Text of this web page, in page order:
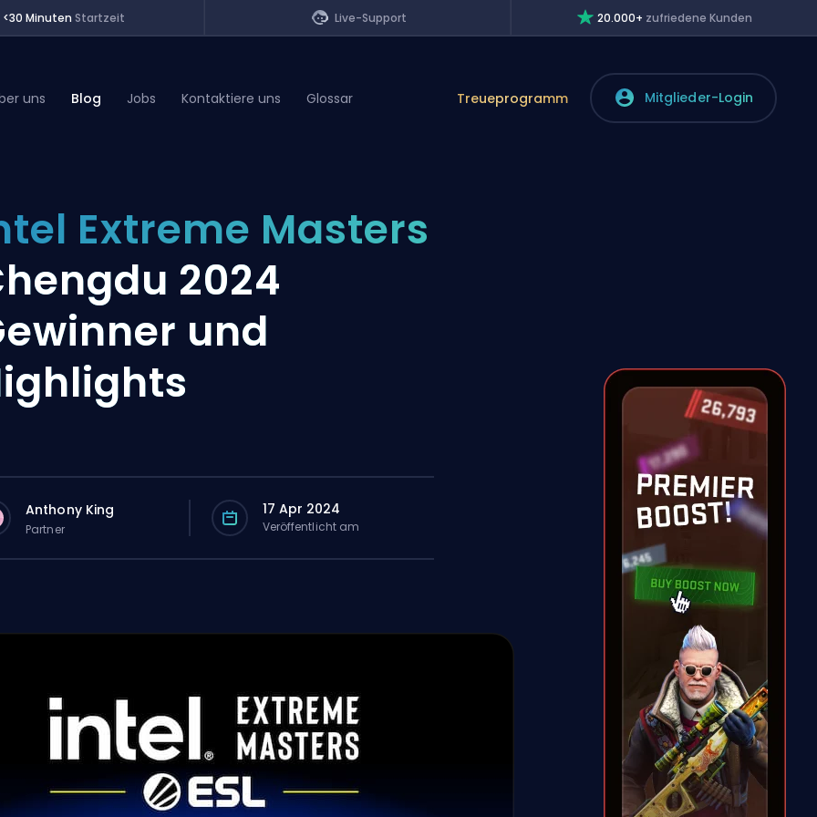
<30 Minuten Startzeit Live-Support 20.000+ zufriedene Kunden
uns Blog Jobs Kontaktiere uns Glossar Treueprogramm Mitglieder-Login
Extreme Masters
2024
und
Anthony King
Partner
17 Apr 2024
Veröffentlicht am